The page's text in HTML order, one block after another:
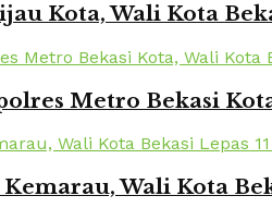
Kota, Wali Kota
Metro Bekasi
Wali Kota